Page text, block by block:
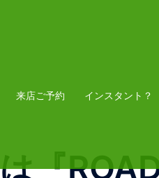
来店ご予約 インスタント？
『